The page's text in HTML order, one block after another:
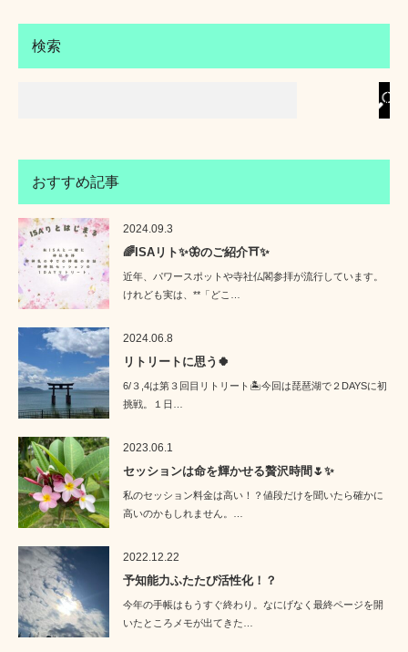
検索
おすすめ記事
2024.09.3
🌈ISAリト✨🦋のご紹介⛩️✨
近年、パワースポットや寺社仏閣参拝が流行しています。
けれども実は、**「どこ…
2024.06.8
リトリートに思う🍀
6/３,4は第３回目リトリート🏝️今回は琵琶湖で２DAYSに初
挑戦。１日…
2023.06.1
セッションは命を輝かせる贅沢時間🌷✨
私のセッション料金は高い！？値段だけを聞いたら確かに
高いのかもしれません。…
2022.12.22
予知能力ふたたび活性化！？
今年の手帳はもうすぐ終わり。なにげなく最終ページを開
いたところメモが出てきた…